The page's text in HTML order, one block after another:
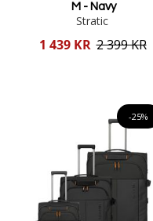
M - Navy
Stratic
Reducerat
1 439 KR 2 399 KR
-25%